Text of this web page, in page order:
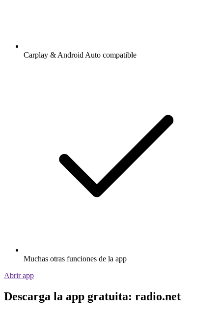
Carplay & Android Auto compatible
Muchas otras funciones de la app
Abrir app
Descarga la app gratuita: radio.net